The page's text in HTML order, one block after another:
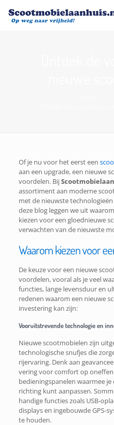
Of je nu voor het eerst een
aan een upgrade, een nieuwe
voordelen. Bij
assortiment aan moderne
met de nieuwste
deze blog leggen we uit
kiezen voor een gloednieuwe
verwachten van de nieuwste
Waarom kiezen voor
De keuze voor een nieuwe
voordelen, vooral als je veel
functies, lange levensduur en
redenen waarom een nieuwe
investering kan zijn:
Vooruitstrevende technologie en
Nieuwe scootmobielen zijn
technologische snufjes die
rijervaring. Denk aan
vering voor comfort op
bedieningspanelen waarmee
richting kunt aanpassen.
handige functies zoals USB-
displays en ingebouwde GPS-
te houden.